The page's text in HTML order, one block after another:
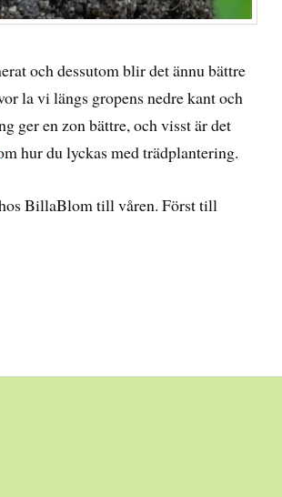
och dessutom blir det ännu bättre
la vi längs gropens nedre kant och
ger en zon bättre, och visst är det
hur du lyckas med trädplantering.
BillaBlom till våren. Först till